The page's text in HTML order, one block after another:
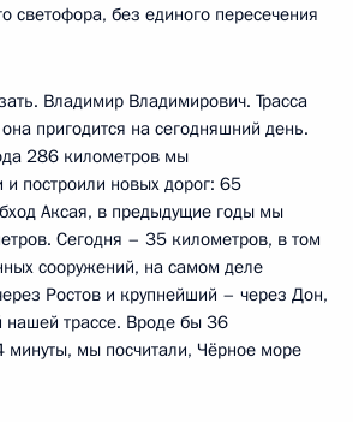
светофора, без единого пересечения
Владимир Владимирович. Трасса
пригодится на сегодняшний день.
286 километров мы
и построили новых дорог: 65
Аксая, в предыдущие годы мы
Сегодня – 35 километров, в том
сооружений, на самом деле
Ростов и крупнейший – через Дон,
нашей трассе. Вроде бы 36
минуты, мы посчитали, Чёрное море